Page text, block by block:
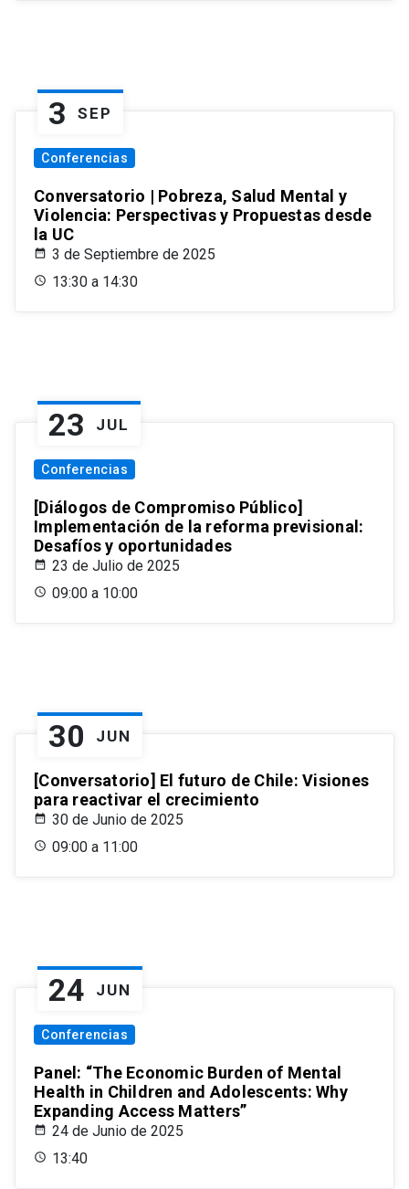
3 SEP
Conferencias
Conversatorio | Pobreza, Salud Mental y
Violencia: Perspectivas y Propuestas desde
la UC
3 de Septiembre de 2025
13:30 a 14:30
23 JUL
Conferencias
[Diálogos de Compromiso Público]
Implementación de la reforma previsional:
Desafíos y oportunidades
23 de Julio de 2025
09:00 a 10:00
30 JUN
[Conversatorio] El futuro de Chile: Visiones
para reactivar el crecimiento
30 de Junio de 2025
09:00 a 11:00
24 JUN
Conferencias
Panel: “The Economic Burden of Mental
Health in Children and Adolescents: Why
Expanding Access Matters”
24 de Junio de 2025
13:40